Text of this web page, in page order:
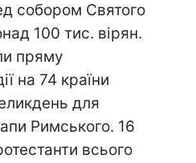
собором Святого
100 тис. вірян.
пряму
на 74 країни
для
Римського. 16
всього